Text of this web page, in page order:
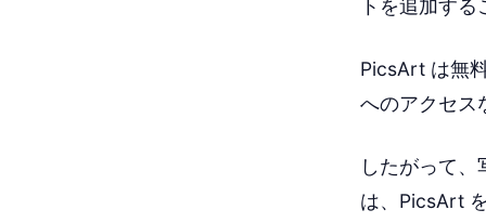
トを追加する
PicsArt は無
へのアクセス
したがって
は、PicsArt